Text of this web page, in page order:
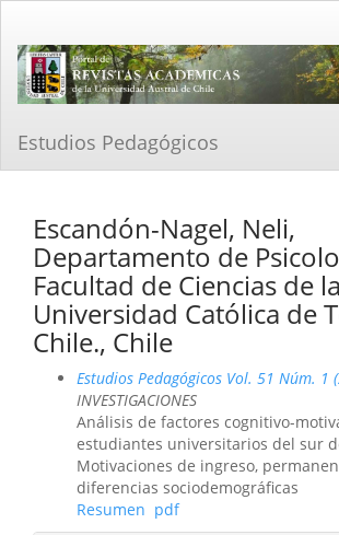
Contenido
principal
Barra
Estudios Pedagógicos
Escandón-Nagel, Neli,
Departamento de
Facultad de Ciencias de
Universidad Católica de
Chile., Chile
Estudios Pedagógicos Vol. 51 Núm. 1
INVESTIGACIONES
Análisis de factores cognitivo-
estudiantes universitarios del sur
Motivaciones de ingreso,
diferencias sociodemográficas
Resumen pdf